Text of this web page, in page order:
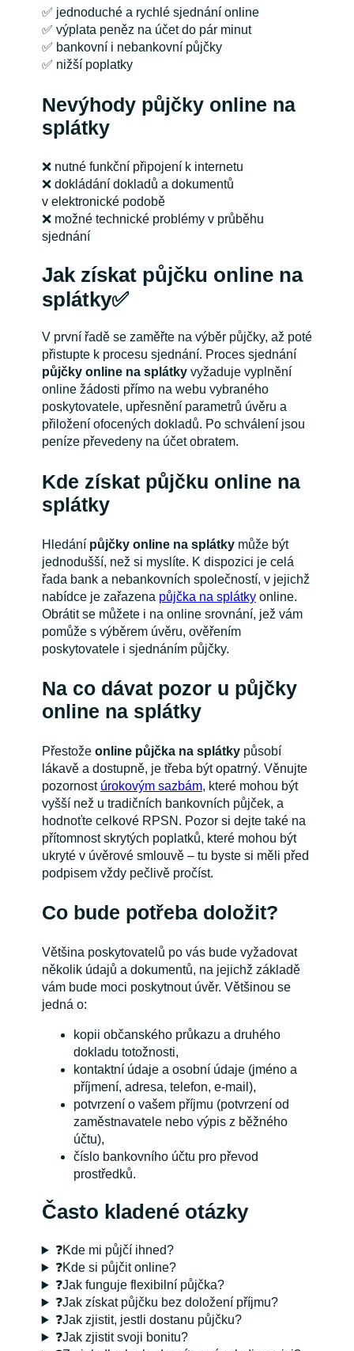
✅ jednoduché a rychlé sjednání online
✅ výplata peněz na účet do pár minut
✅ bankovní i nebankovní půjčky
✅ nižší poplatky
Nevýhody půjčky online na
splátky
❌ nutné funkční připojení k internetu
❌ dokládání dokladů a dokumentů
v elektronické podobě
❌ možné technické problémy v průběhu
sjednání
Jak získat půjčku online na
splátky✅
V první řadě se zaměřte na výběr půjčky, až poté
přistupte k procesu sjednání. Proces sjednání
půjčky online na splátkyvyžaduje vyplnění
online žádosti přímo na webu vybraného
poskytovatele, upřesnění parametrů úvěru a
přiložení ofocených dokladů. Po schválení jsou
peníze převedeny na účet obratem.
Kde získat půjčku online na
splátky
Hledání půjčky online na splátkymůže být
jednodušší, než si myslíte. K dispozici je celá
řada bank a nebankovních společností, v jejichž
nabídce je zařazena půjčka na splátkyonline.
Obrátit se můžete i na online srovnání, jež vám
pomůže s výběrem úvěru, ověřením
poskytovatele i sjednáním půjčky.
Na co dávat pozor u půjčky
online na splátky
Přestože online půjčka na splátkypůsobí
lákavě a dostupně, je třeba být opatrný. Věnujte
pozornost úrokovým sazbám, které mohou být
vyšší než u tradičních bankovních půjček, a
hodnoťte celkové RPSN. Pozor si dejte také na
přítomnost skrytých poplatků, které mohou být
ukryté v úvěrové smlouvě – tu byste si měli před
podpisem vždy pečlivě pročíst.
Co bude potřeba doložit?
Většina poskytovatelů po vás bude vyžadovat
několik údajů a dokumentů, na jejichž základě
vám bude moci poskytnout úvěr. Většinou se
jedná o:
kopii občanského průkazu a druhého
dokladu totožnosti,
kontaktní údaje a osobní údaje (jméno a
příjmení, adresa, telefon, e-mail),
potvrzení o vašem příjmu (potvrzení od
zaměstnavatele nebo výpis z běžného
účtu),
číslo bankovního účtu pro převod
prostředků.
Často kladené otázky
❓Kde mi půjčí ihned?
❓Kde si půjčit online?
❓Jak funguje flexibilní půjčka?
❓Jak získat půjčku bez doložení příjmu?
❓Jak zjistit, jestli dostanu půjčku?
❓Jak zjistit svoji bonitu?